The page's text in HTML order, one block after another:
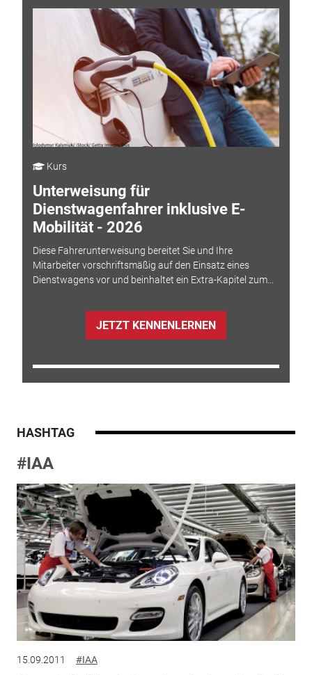
Kurs
Unterweisung für
Dienstwagenfahrer inklusive E-
Mobilität - 2026
Diese Fahrerunterweisung bereitet Sie und Ihre
Mitarbeiter vorschriftsmäßig auf den Einsatz eines
Dienstwagens vor und beinhaltet ein Extra-Kapitel zum...
JETZT KENNENLERNEN
HASHTAG
#IAA
15.09.2011 #IAA